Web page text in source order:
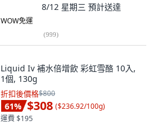
8/12 星期三 預計送達
WOW免運
(999)
Liquid Iv 補水倍增飲 彩虹雪酪 10入,
1個, 130g
折扣後價格$800
61% $308 ($236.92/100g)
運費 $195